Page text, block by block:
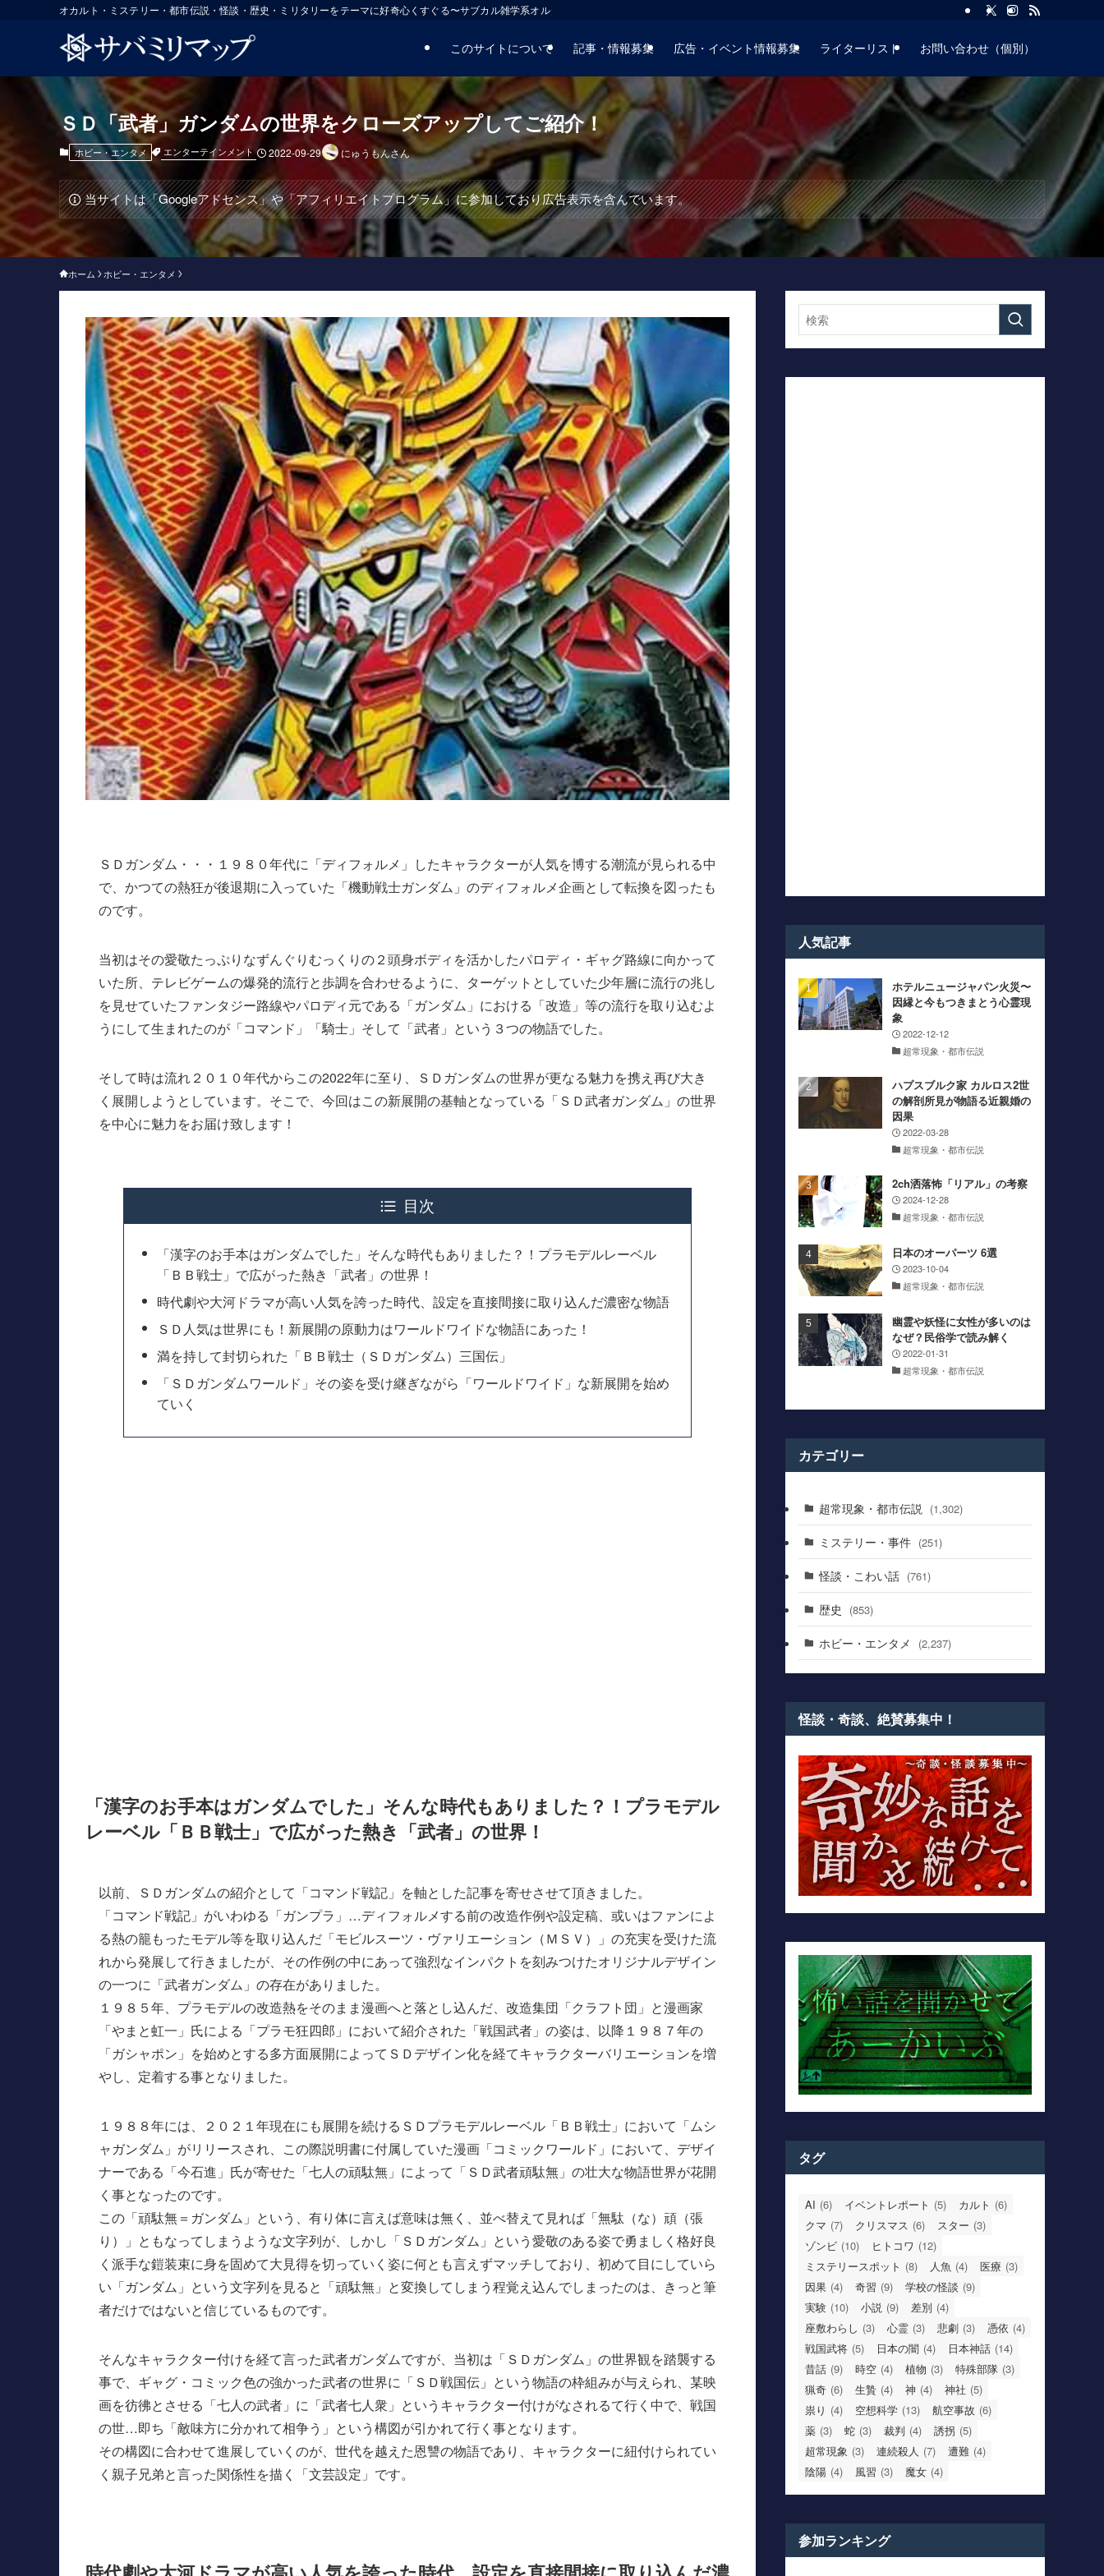
オカルト・ミステリー・都市伝説・怪談・歴史・ミリタリーをテーマに好奇心くすぐる〜サブカル雑学系オルタナティブサイト
このサイトについて 記事・情報募集 広告・イベント情報募集 ライターリスト お問い合わせ（個別）
ＳＤ「武者」ガンダムの世界をクローズアップしてご紹介！
ホビー・エンタメ エンターテインメント 2022-09-29 にゅうもんさん
当サイトは「Googleアドセンス」や「アフィリエイトプログラム」に参加しており広告表示を含んでいます。
ホーム ホビー・エンタメ
ＳＤガンダム・・・１９８０年代に「ディフォルメ」したキャラクターが人気を博する潮流が見られる中
で、かつての熱狂が後退期に入っていた「機動戦士ガンダム」のディフォルメ企画として転換を図ったも
のです。
当初はその愛敬たっぷりなずんぐりむっくりの２頭身ボディを活かしたパロディ・ギャグ路線に向かって
いた所、テレビゲームの爆発的流行と歩調を合わせるように、ターゲットとしていた少年層に流行の兆し
を見せていたファンタジー路線やパロディ元である「ガンダム」における「改造」等の流行を取り込むよ
うにして生まれたのが「コマンド」「騎士」そして「武者」という３つの物語でした。
そして時は流れ２０１０年代からこの2022年に至り、ＳＤガンダムの世界が更なる魅力を携え再び大き
く展開しようとしています。そこで、今回はこの新展開の基軸となっている「ＳＤ武者ガンダム」の世界
を中心に魅力をお届け致します！
目次
「漢字のお手本はガンダムでした」そんな時代もありました？！プラモデルレーベル
「ＢＢ戦士」で広がった熱き「武者」の世界！
時代劇や大河ドラマが高い人気を誇った時代、設定を直接間接に取り込んだ濃密な物語
ＳＤ人気は世界にも！新展開の原動力はワールドワイドな物語にあった！
満を持して封切られた「ＢＢ戦士（ＳＤガンダム）三国伝」
「ＳＤガンダムワールド」その姿を受け継ぎながら「ワールドワイド」な新展開を始め
ていく
「漢字のお手本はガンダムでした」そんな時代もありました？！プラモデル
レーベル「ＢＢ戦士」で広がった熱き「武者」の世界！
以前、ＳＤガンダムの紹介として「コマンド戦記」を軸とした記事を寄せさせて頂きました。
「コマンド戦記」がいわゆる「ガンプラ」…ディフォルメする前の改造作例や設定稿、或いはファンによ
る熱の籠もったモデル等を取り込んだ「モビルスーツ・ヴァリエーション（ＭＳＶ）」の充実を受けた流
れから発展して行きましたが、その作例の中にあって強烈なインパクトを刻みつけたオリジナルデザイン
の一つに「武者ガンダム」の存在がありました。
１９８５年、プラモデルの改造熱をそのまま漫画へと落とし込んだ、改造集団「クラフト団」と漫画家
「やまと虹一」氏による「プラモ狂四郎」において紹介された「戦国武者」の姿は、以降１９８７年の
「ガシャポン」を始めとする多方面展開によってＳＤデザイン化を経てキャラクターバリエーションを増
やし、定着する事となりました。
１９８８年には、２０２１年現在にも展開を続けるＳＤプラモデルレーベル「ＢＢ戦士」において「ムシ
ャガンダム」がリリースされ、この際説明書に付属していた漫画「コミックワールド」において、デザイ
ナーである「今石進」氏が寄せた「七人の頑駄無」によって「ＳＤ武者頑駄無」の壮大な物語世界が花開
く事となったのです。
この「頑駄無＝ガンダム」という、有り体に言えば意味は無く、並べ替えて見れば「無駄（な）頑（張
り）」ともなってしまうような文字列が、しかし「ＳＤガンダム」という愛敬のある姿で勇ましく格好良
く派手な鎧装束に身を固めて大見得を切っていく姿に何とも言えずマッチしており、初めて目にしていら
い「ガンダム」という文字列を見ると「頑駄無」と変換してしまう程覚え込んでしまったのは、きっと筆
者だけではないと信じているものです。
そんなキャラクター付けを経て言った武者ガンダムですが、当初は「ＳＤガンダム」の世界観を踏襲する
事で、ギャグ・コミック色の強かった武者の世界に「ＳＤ戦国伝」という物語の枠組みが与えられ、某映
画を彷彿とさせる「七人の武者」に「武者七人衆」というキャラクター付けがなされるて行く中で、戦国
の世…即ち「敵味方に分かれて相争う」という構図が引かれて行く事となります。
その構図に合わせて進展していくのが、世代を越えた恩讐の物語であり、キャラクターに紐付けられてい
く親子兄弟と言った関係性を描く「文芸設定」です。
人気記事
ホテルニュージャパン火災〜
因縁と今もつきまとう心霊現
象
2022-12-12
超常現象・都市伝説
ハプスブルク家 カルロス2世
の解剖所見が物語る近親婚の
因果
2022-03-28
超常現象・都市伝説
2ch洒落怖「リアル」の考察
2024-12-28
超常現象・都市伝説
日本のオーパーツ 6選
2023-10-04
超常現象・都市伝説
幽霊や妖怪に女性が多いのは
なぜ？民俗学で読み解く
2022-01-31
超常現象・都市伝説
カテゴリー
超常現象・都市伝説 (1,302)
ミステリー・事件 (251)
怪談・こわい話 (761)
歴史 (853)
ホビー・エンタメ (2,237)
怪談・奇談、絶賛募集中！
タグ
AI (6) イベントレポート (5) カルト (6)
クマ (7) クリスマス (6) スター (3)
ゾンビ (10) ヒトコワ (12)
ミステリースポット (8) 人魚 (4) 医療 (3)
因果 (4) 奇習 (9) 学校の怪談 (9)
実験 (10) 小説 (9) 差別 (4)
座敷わらし (3) 心霊 (3) 悲劇 (3) 憑依 (4)
戦国武将 (5) 日本の闇 (4) 日本神話 (14)
昔話 (9) 時空 (4) 植物 (3) 特殊部隊 (3)
猟奇 (6) 生贄 (4) 神 (4) 神社 (5)
祟り (4) 空想科学 (13) 航空事故 (6)
薬 (3) 蛇 (3) 裁判 (4) 誘拐 (5)
超常現象 (3) 連続殺人 (7) 遭難 (4)
陰陽 (4) 風習 (3) 魔女 (4)
参加ランキング